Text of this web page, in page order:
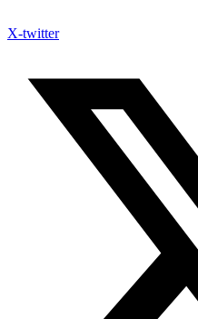
X-twitter